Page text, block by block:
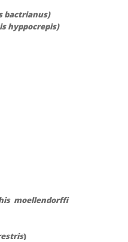
bactrianus)
hyppocrepis)
moellendorffi
)